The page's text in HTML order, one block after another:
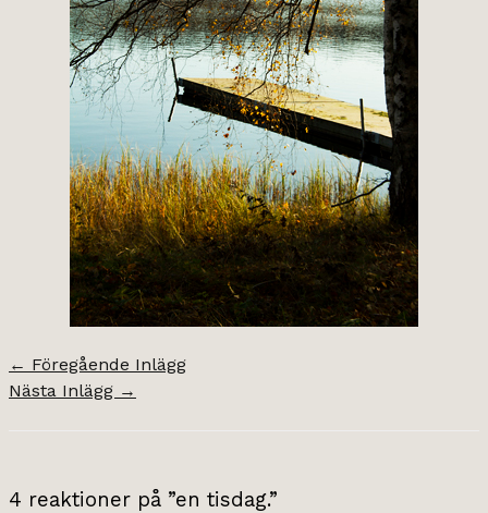
← Föregående Inlägg
Nästa Inlägg →
4 reaktioner på ”en tisdag.”